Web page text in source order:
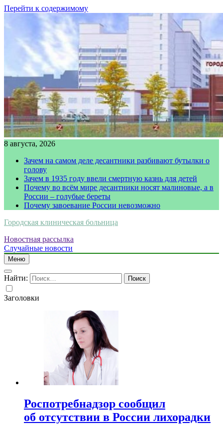
Перейти к содержимому
8 августа, 2026
Зачем на самом деле десантники разбивают бутылки о
голову
Зачем в 1935 году ввели смертную казнь для детей
Почему во всём мире десантники носят малиновые, а в
России – голубые береты
Почему завоевание России невозможно
Городская клиническая больница
Новостная рассылка
Случайные новости
Меню
Найти:
Заголовки
Роспотребнадзор сообщил
об отсутствии в России лихорадки